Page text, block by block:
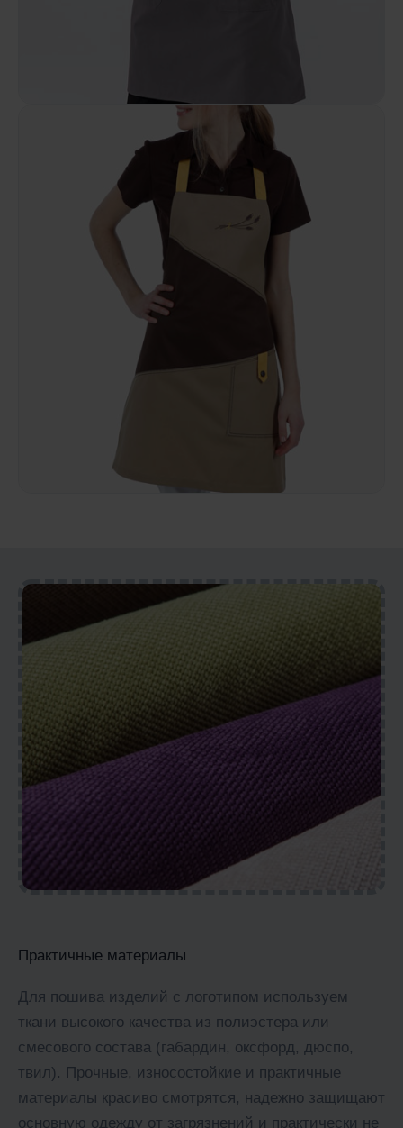
Практичные материалы
Для пошива изделий с логотипом используем
ткани высокого качества из полиэстера или
смесового состава (габардин, оксфорд, дюспо,
твил). Прочные, износостойкие и практичные
материалы красиво смотрятся, надежно защищают
основную одежду от загрязнений и практически не